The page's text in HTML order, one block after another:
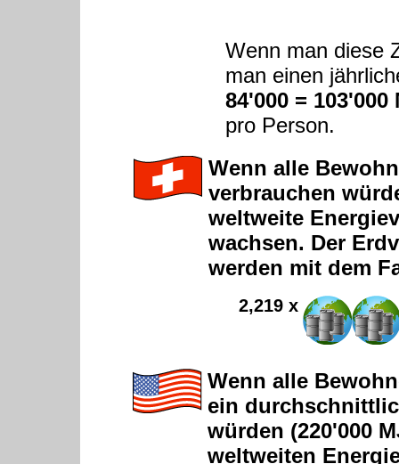
Wenn man diese
man einen
84'000 = 103'000
pro Person.
Wenn alle
verbrauchen
weltweite
wachsen. Der
werden mit dem
2,219 x
Wenn alle
ein
würden (220'000
weltweiten